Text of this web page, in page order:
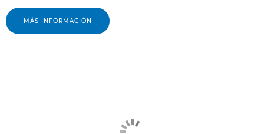
MÁS INFORMACIÓN